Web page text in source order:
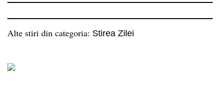
Alte stiri din categoria: Stirea Zilei